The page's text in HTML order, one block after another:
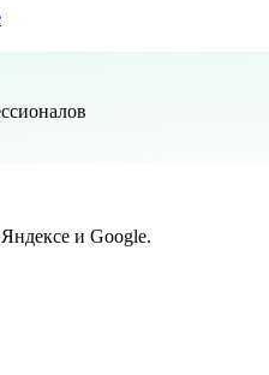
и Google.